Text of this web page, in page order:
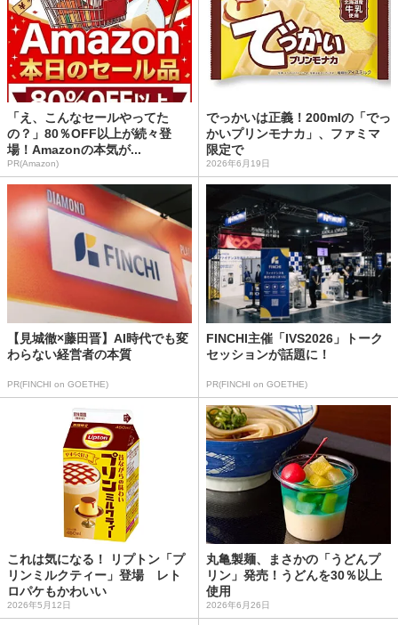
「え、こんなセールやってた
の？」80％OFF以上が続々登
場！Amazonの本気が...
PR(Amazon)
でっかいは正義！200mlの「でっ
かいプリンモナカ」、ファミマ
限定で
2026年6月19日
【見城徹×藤田晋】AI時代でも変
わらない経営者の本質
PR(FINCHI on GOETHE)
FINCHI主催「IVS2026」トーク
セッションが話題に！
PR(FINCHI on GOETHE)
これは気になる！ リプトン「プ
リンミルクティー」登場 レト
ロパケもかわいい
2026年5月12日
丸亀製麺、まさかの「うどんプ
リン」発売！うどんを30％以上
使用
2026年6月26日